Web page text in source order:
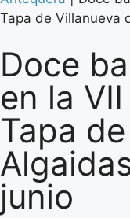
Tapa de Villanueva
Doce
en la
Tapa
junio